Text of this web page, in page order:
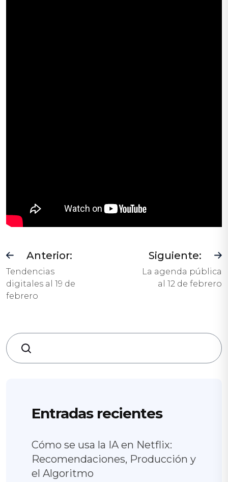
Anterior:
Tendencias
digitales al 19 de
febrero
Siguiente:
La agenda pública
al 12 de febrero
Search
Entradas recientes
Cómo se usa la IA en Netflix:
Recomendaciones, Producción y
el Algoritmo